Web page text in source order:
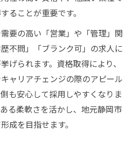
ることが重要です。
要の高い「営業」や「管理」関
不問」「ブランク可」の求人に
げられます。資格取得により、
ャリアチェンジの際のアピール
も安心して採用しやすくなりま
る柔軟さを活かし、地元静岡市
成を目指せます。